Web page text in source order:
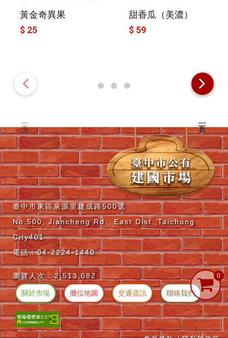
黃金奇異果
$ 25
甜香瓜（美濃）
$ 59
臺中市東區泉源里建成路500號
No.500, Jiancheng Rd., East Dist.,Taichung
City401
電話：04-2224-1440
瀏覽人次 : 2,513,082
關於市場 攤位地圖 交通資訊 聯絡我們